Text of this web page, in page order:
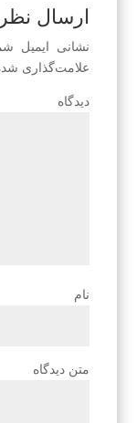
ارسال نظر
نشانی ایمیل
علامت‌گذاری
نام
متن دیدگاه